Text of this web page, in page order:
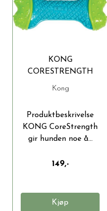
KONG
CORESTRENGTH
BONE S/M 14X6X3 CM
Kong
Produktbeskrivelse
KONG CoreStrength
gir hunden noe å...
149,-
Kjøp